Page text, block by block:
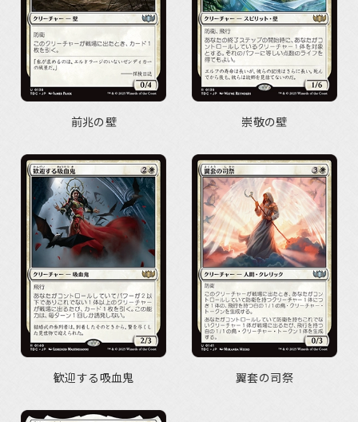
前兆の壁 崇敬の壁
歓迎する吸血鬼 翼套の司祭